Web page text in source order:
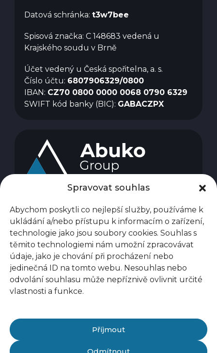
Spravovat souhlas
Abychom poskytli co nejlepší služby, používáme k
ukládání a/nebo přístupu k informacím o zařízení,
technologie jako jsou soubory cookies. Souhlas s
těmito technologiemi nám umožní zpracovávat
údaje, jako je chování při procházení nebo
jedinečná ID na tomto webu. Nesouhlas nebo
odvolání souhlasu může nepříznivě ovlivnit určité
vlastnosti a funkce.
Příjmout
Odmítnout
Datová schránka: t3w7bee
Spisová značka: C 148683 vedená u
Krajského soudu v Brně
Účet vedený u Česká spořitelna, a. s.
Číslo účtu: 6807906329/0800
IBAN: CZ70 0800 0000 0068 0790 6329
SWIFT kód banky (BIC): GABACZPX